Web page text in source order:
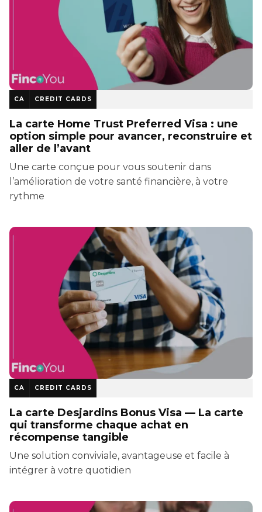
CA CREDIT CARDS
La carte Home Trust Preferred Visa : une
option simple pour avancer, reconstruire et
aller de l’avant
Une carte conçue pour vous soutenir dans
l’amélioration de votre santé financière, à votre
rythme
CA CREDIT CARDS
La carte Desjardins Bonus Visa — La carte
qui transforme chaque achat en
récompense tangible
Une solution conviviale, avantageuse et facile à
intégrer à votre quotidien